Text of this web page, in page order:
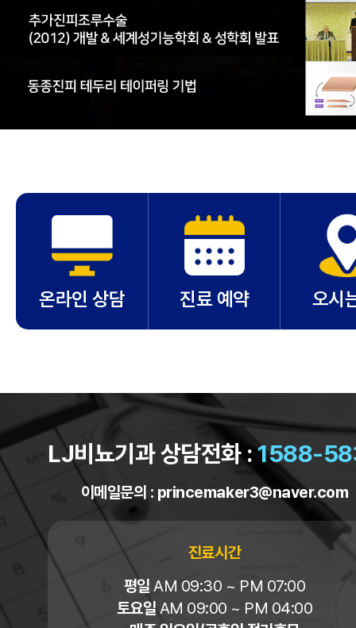
온라인 상담 진료 예약 오시
LJ비뇨기과 상담전화 :1588-
이메일문의 : princemaker3@naver.com
진료시간
평일 AM 09:30 ~ PM 07:00
토요일 AM 09:00 ~ PM 04:00